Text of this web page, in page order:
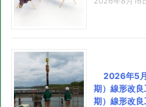
2026年5
期）線形改
期）線形改